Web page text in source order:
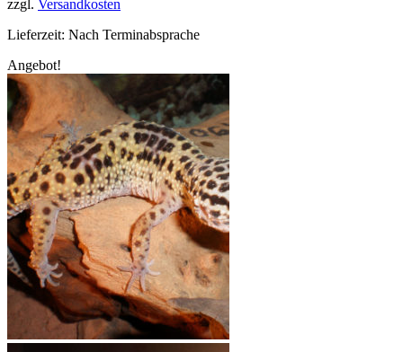
zzgl. Versandkosten
Lieferzeit: Nach Terminabsprache
Angebot!